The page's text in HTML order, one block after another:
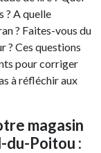
? A quelle
? Faites-vous du
? Ces questions
pour corriger
à réfléchir aux
magasin
du-Poitou :